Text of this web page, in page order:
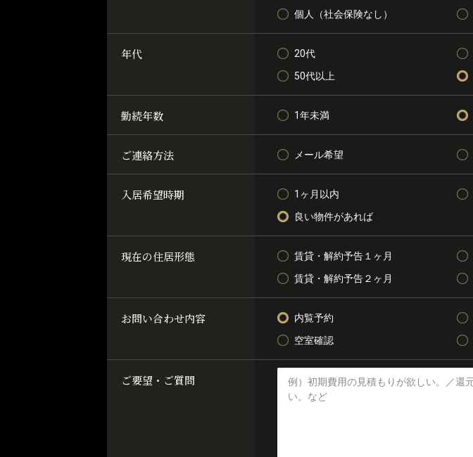
個人（社会保険なし）
年代 20代
50代以上
勤続年数 1年未満
ご連絡方法 メール希望
入居希望時期 1ヶ月以内
良い物件があれば
現在の住居形態 賃貸・解約予告１ヶ月
賃貸・解約予告２ヶ月
お問い合わせ内容 内覧予約
空室確認
ご要望・ご質問